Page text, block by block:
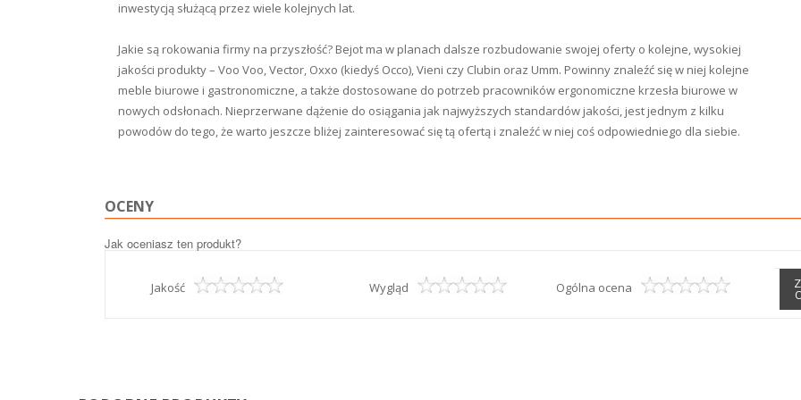
inwestycją służącą przez wiele kolejnych lat.
Jakie są rokowania firmy na przyszłość? Bejot ma w planach dalsze rozbudowanie swojej oferty o kolejne, wysokiej
jakości produkty – Voo Voo, Vector, Oxxo (kiedyś Occo), Vieni czy Clubin oraz Umm. Powinny znaleźć się w niej kolejne
meble biurowe i gastronomiczne, a także dostosowane do potrzeb pracowników ergonomiczne krzesła biurowe w
nowych odsłonach. Nieprzerwane dążenie do osiągania jak najwyższych standardów jakości, jest jednym z kilku
powodów do tego, że warto jeszcze bliżej zainteresować się tą ofertą i znaleźć w niej coś odpowiedniego dla siebie.
OCENY
Jak oceniasz ten produkt?
Jakość Wygląd Ogólna ocena